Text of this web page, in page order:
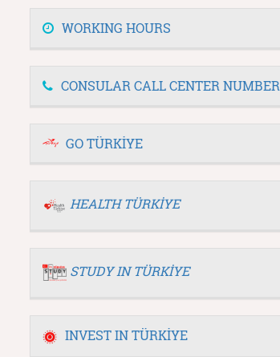
WORKING HOURS
CONSULAR CALL CENTER NUMBER
GO TÜRKİYE
HEALTH TÜRKİYE
STUDY IN TÜRKİYE
INVEST IN TÜRKİYE